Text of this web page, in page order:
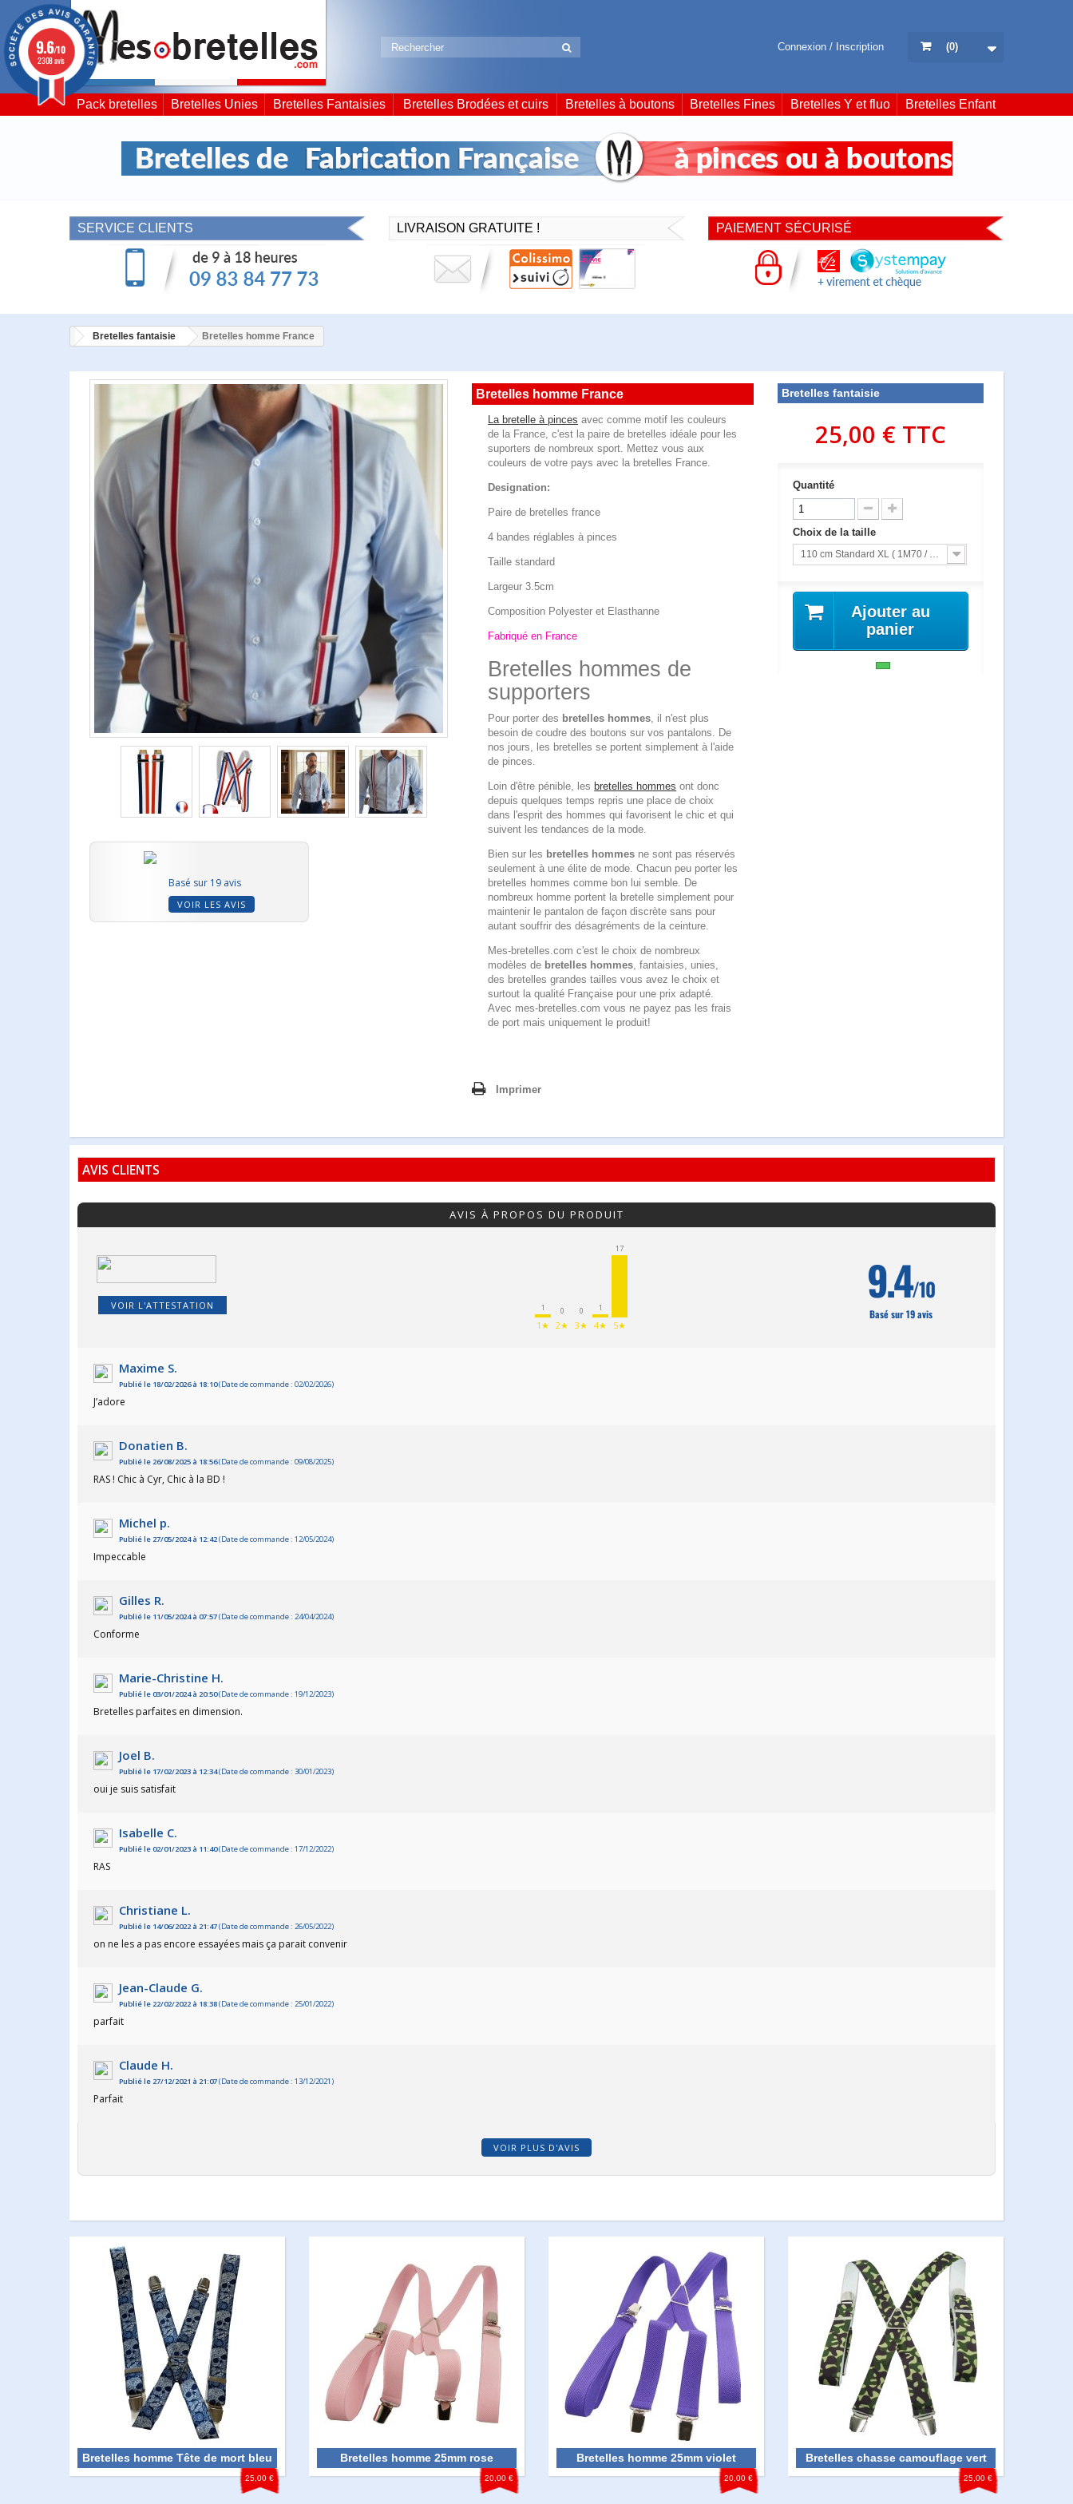
Connexion / Inscription (0)
Pack bretelles Bretelles Unies Bretelles Fantaisies Bretelles Brodées et cuirs Bretelles à boutons Bretelles Fines Bretelles Y et fluo Bretelles Enfant
SERVICE CLIENTS LIVRAISON GRATUITE ! PAIEMENT SÉCURISÉ
Bretelles fantaisie Bretelles homme France
Basé sur 19 avis
VOIR LES AVIS
Bretelles homme France
La bretelle à pinces avec comme motif les couleurs
de la France, c'est la paire de bretelles idéale pour les
suporters de nombreux sport. Mettez vous aux
couleurs de votre pays avec la bretelles France.
Designation:
Paire de bretelles france
4 bandes réglables à pinces
Taille standard
Largeur 3.5cm
Composition Polyester et Elasthanne
Fabriqué en France
Bretelles hommes de
supporters
Pour porter des bretelles hommes, il n'est plus
besoin de coudre des boutons sur vos pantalons. De
nos jours, les bretelles se portent simplement à l'aide
de pinces.
Loin d'être pénible, les bretelles hommes ont donc
depuis quelques temps repris une place de choix
dans l'esprit des hommes qui favorisent le chic et qui
suivent les tendances de la mode.
Bien sur les bretelles hommes ne sont pas réservés
seulement à une élite de mode. Chacun peu porter les
bretelles hommes comme bon lui semble. De
nombreux homme portent la bretelle simplement pour
maintenir le pantalon de façon discrète sans pour
autant souffrir des désagréments de la ceinture.
Mes-bretelles.com c'est le choix de nombreux
modèles de bretelles hommes, fantaisies, unies,
des bretelles grandes tailles vous avez le choix et
surtout la qualité Française pour une prix adapté.
Avec mes-bretelles.com vous ne payez pas les frais
de port mais uniquement le produit!
Imprimer
Bretelles fantaisie
25,00 € TTC
Quantité
Choix de la taille
110 cm Standard XL ( 1M70 / 1M80 MAXI )
Ajouter au
panier
AVIS CLIENTS
AVIS À PROPOS DU PRODUIT
VOIR L'ATTESTATION 1
1★
0
2★
0
3★
1
4★
17
5★
9.4/10
Basé sur 19 avis
Maxime S.
Publié le 18/02/2026 à 18:10(Date de commande : 02/02/2026)
J’adore
Donatien B.
Publié le 26/08/2025 à 18:56(Date de commande : 09/08/2025)
RAS ! Chic à Cyr, Chic à la BD !
Michel p.
Publié le 27/05/2024 à 12:42(Date de commande : 12/05/2024)
Impeccable
Gilles R.
Publié le 11/05/2024 à 07:57(Date de commande : 24/04/2024)
Conforme
Marie-Christine H.
Publié le 03/01/2024 à 20:50(Date de commande : 19/12/2023)
Bretelles parfaites en dimension.
Joel B.
Publié le 17/02/2023 à 12:34(Date de commande : 30/01/2023)
oui je suis satisfait
Isabelle C.
Publié le 02/01/2023 à 11:40(Date de commande : 17/12/2022)
RAS
Christiane L.
Publié le 14/06/2022 à 21:47(Date de commande : 26/05/2022)
on ne les a pas encore essayées mais ça parait convenir
Jean-Claude G.
Publié le 22/02/2022 à 18:38(Date de commande : 25/01/2022)
parfait
Claude H.
Publié le 27/12/2021 à 21:07(Date de commande : 13/12/2021)
Parfait
VOIR PLUS D'AVIS
Bretelles homme Tête de mort bleu
25,00 €
Bretelles homme 25mm rose
20,00 €
Bretelles homme 25mm violet
20,00 €
Bretelles chasse camouflage vert
25,00 €
9.6/10
2308 avis